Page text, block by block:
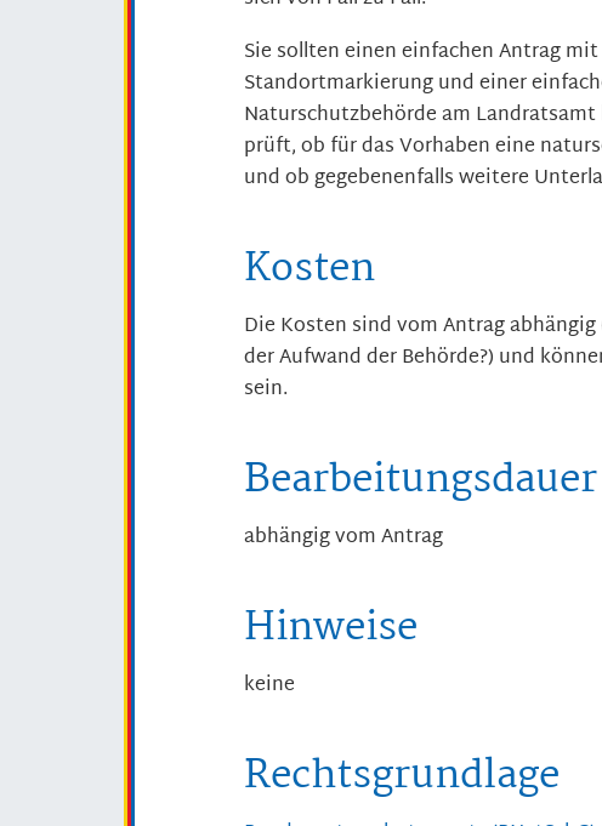
Sie sollten einen einfachen Antrag
Standortmarkierung und einer
Naturschutzbehörde am
prüft, ob für das Vorhaben eine
und ob gegebenenfalls weitere
Kosten
Die Kosten sind vom Antrag
der Aufwand der Behörde?) und
sein.
Bearbeitungsdauer
abhängig vom Antrag
Hinweise
keine
Rechtsgrundlage